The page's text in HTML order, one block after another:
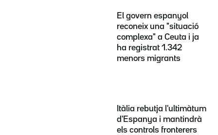
El govern espanyol
reconeix una "situació
complexa" a Ceuta i ja
ha registrat 1.342
menors migrants
Itàlia rebutja l'ultimàtum
d'Espanya i mantindrà
els controls fronterers